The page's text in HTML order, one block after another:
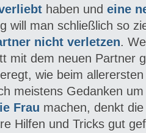
haben und eine
will man schließlich so
nicht verletzen.
mit dem neuen Partner
wie beim
meistens Gedanken
Frau machen, denkt
Hilfen und Tricks gut